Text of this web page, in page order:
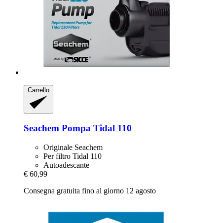
Carrello
Seachem Pompa Tidal 110
Originale Seachem
Per filtro Tidal 110
Autoadescante
€ 60,99
Consegna gratuita fino al giorno 12 agosto